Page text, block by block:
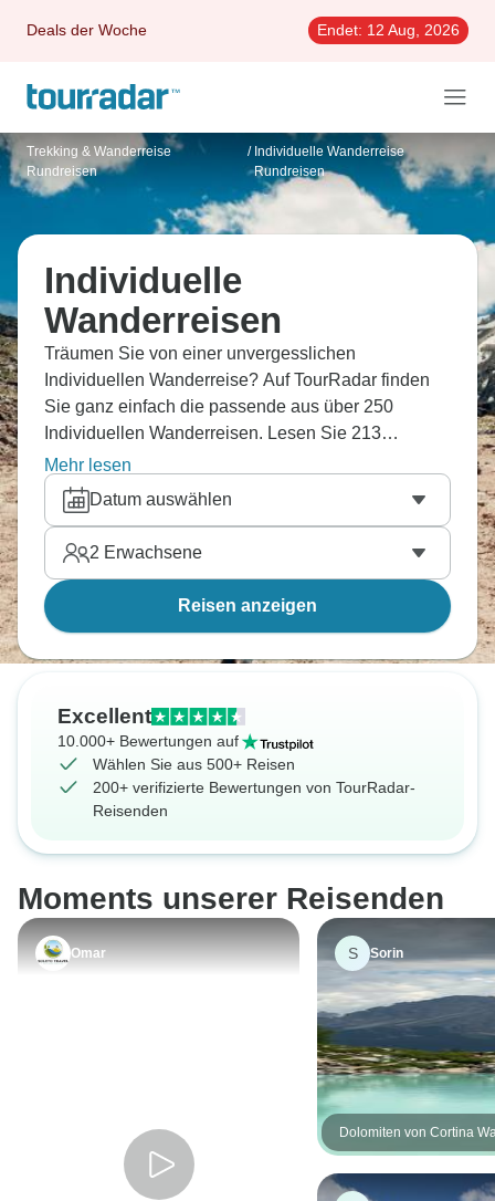
Deals der Woche Endet: 12 Aug, 2026
Trekking & Wanderreise
Rundreisen
/ Individuelle Wanderreise
Rundreisen
Individuelle
Wanderreisen
Träumen Sie von einer unvergesslichen
Individuellen Wanderreise? Auf TourRadar finden
Sie ganz einfach die passende aus über 250
Individuellen Wanderreisen. Lesen Sie 213
Erfahrungsberichte zu Reiserouten, Guides und
Unterkünften. Ganz einfach online und jetzt auch
flexibel buchen.
Mehr lesen
Datum auswählen
2 Erwachsene
Reisen anzeigen
Excellent
10.000+ Bewertungen auf
Wählen Sie aus 500+ Reisen
200+ verifizierte Bewertungen von TourRadar-
Reisenden
Moments unserer Reisenden
Omar S Sorin
Dolomiten von Cortina
(selbst geführt)